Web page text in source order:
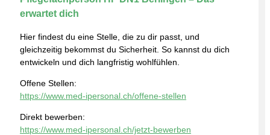
erwartet dich
Hier findest du eine Stelle, die zu dir passt, und
gleichzeitig bekommst du Sicherheit. So kannst du dich
entwickeln und dich langfristig wohlfühlen.
Offene Stellen:
https://www.med-ipersonal.ch/offene-stellen
Direkt bewerben:
https://www.med-ipersonal.ch/jetzt-bewerben